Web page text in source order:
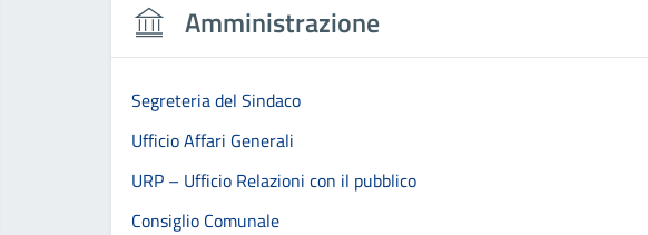
Amministrazione
Segreteria del Sindaco
Ufficio Affari Generali
URP – Ufficio Relazioni con il pubblico
Consiglio Comunale